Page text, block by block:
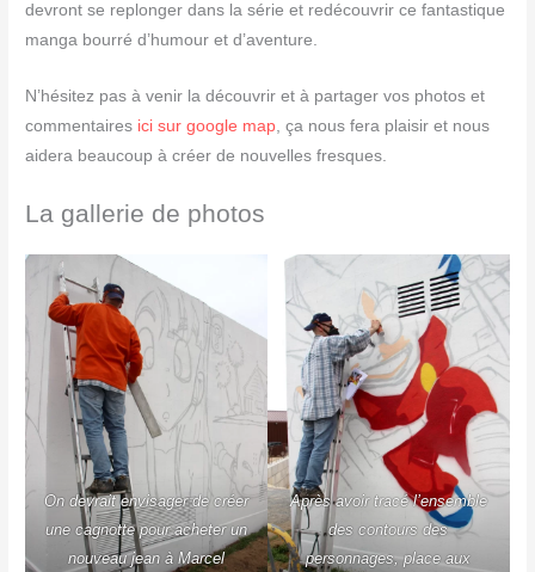
devront se replonger dans la série et redécouvrir ce fantastique
manga bourré d’humour et d’aventure.
N’hésitez pas à venir la découvrir et à partager vos photos et
commentaires ici sur google map, ça nous fera plaisir et nous
aidera beaucoup à créer de nouvelles fresques.
La gallerie de photos
On devrait envisager de créer
une cagnotte pour acheter un
nouveau jean à Marcel
Après avoir tracé l’ensemble
des contours des
personnages, place aux